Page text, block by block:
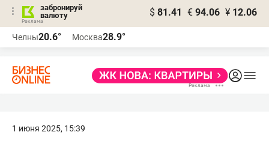
забронируй
валюту
$ 81.41 € 94.06 ¥ 12.06
Челны20.6° Москва28.9°
1 июня 2025, 15:39